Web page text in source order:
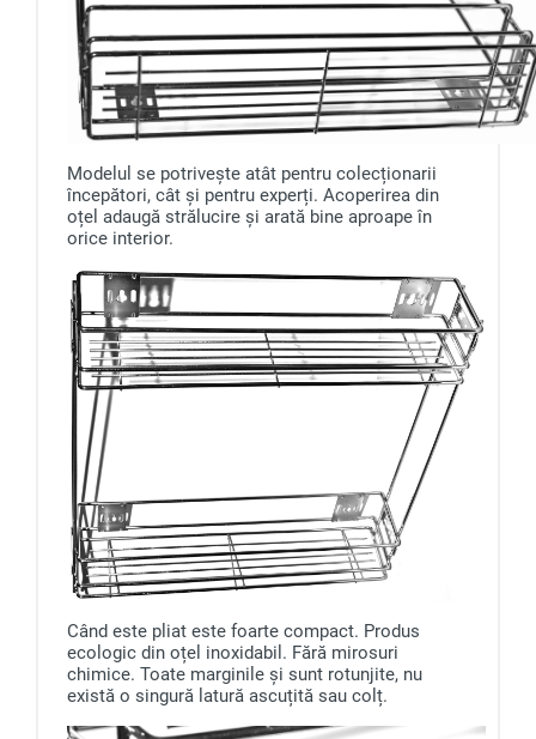
Modelul se potrivește atât pentru colecționarii
începători, cât și pentru experți. Acoperirea din
oțel adaugă strălucire și arată bine aproape în
orice interior.
Când este pliat este foarte compact. Produs
ecologic din oțel inoxidabil. Fără mirosuri
chimice. Toate marginile și sunt rotunjite, nu
există o singură latură ascuțită sau colț.